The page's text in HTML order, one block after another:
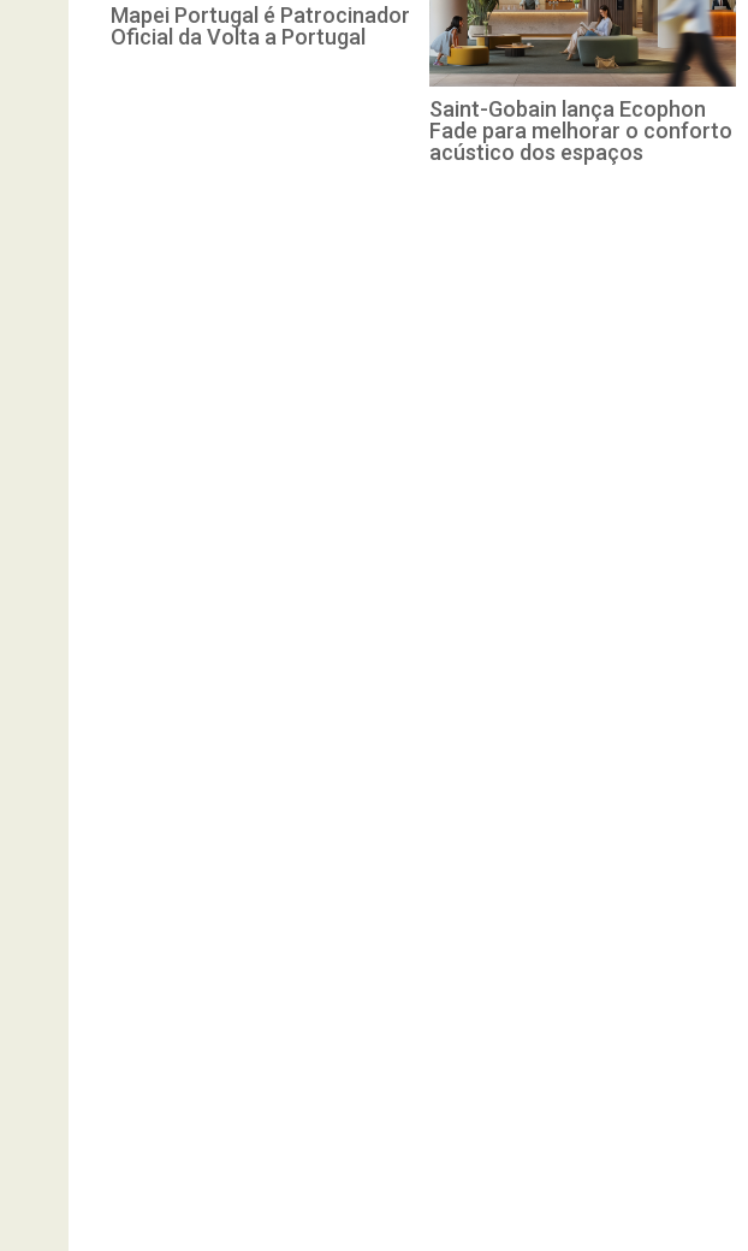
Mapei Portugal é Patrocinador
Oficial da Volta a Portugal
Saint-Gobain lança Ecophon
Fade para melhorar o conforto
acústico dos espaços